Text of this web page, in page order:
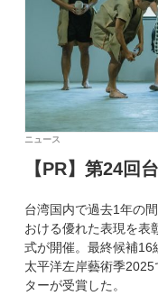
ニュース
【PR】第24回
台湾国内で過去1年の
おける優れた表現を表
式が開催。最終候補16
太平洋左岸藝術季
ターが受賞した。